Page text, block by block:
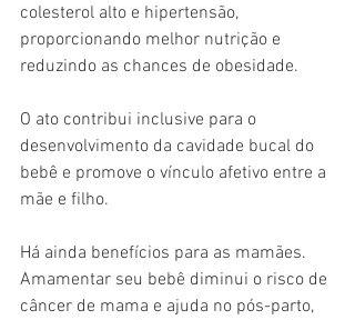
colesterol alto e hipertensão,
proporcionando melhor nutrição e
reduzindo as chances de obesidade.
O ato contribui inclusive para o
desenvolvimento da cavidade bucal do
bebê e promove o vínculo afetivo entre a
mãe e filho.
Há ainda benefícios para as mamães.
Amamentar seu bebê diminui o risco de
câncer de mama e ajuda no pós-parto,